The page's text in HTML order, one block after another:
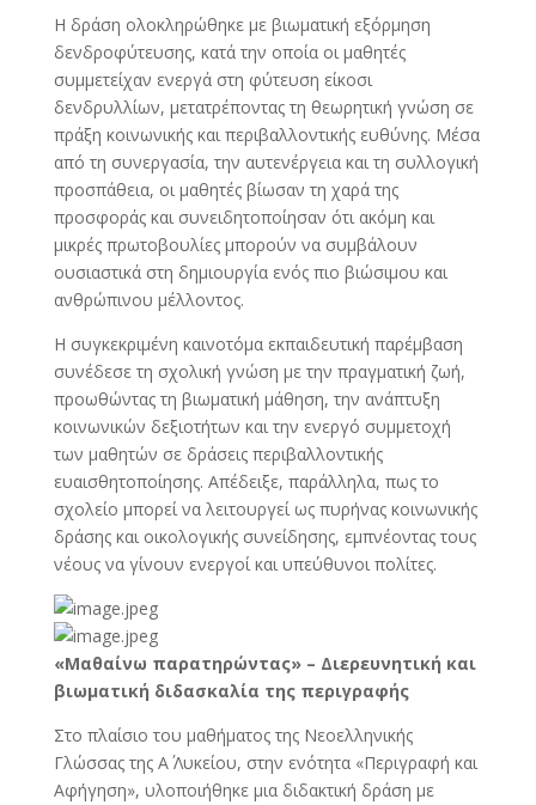
Η δράση ολοκληρώθηκε με βιωματική εξόρμηση
δενδροφύτευσης, κατά την οποία οι μαθητές
συμμετείχαν ενεργά στη φύτευση είκοσι
δενδρυλλίων, μετατρέποντας τη θεωρητική γνώση σε
πράξη κοινωνικής και περιβαλλοντικής ευθύνης. Μέσα
από τη συνεργασία, την αυτενέργεια και τη συλλογική
προσπάθεια, οι μαθητές βίωσαν τη χαρά της
προσφοράς και συνειδητοποίησαν ότι ακόμη και
μικρές πρωτοβουλίες μπορούν να συμβάλουν
ουσιαστικά στη δημιουργία ενός πιο βιώσιμου και
ανθρώπινου μέλλοντος.
Η συγκεκριμένη καινοτόμα εκπαιδευτική παρέμβαση
συνέδεσε τη σχολική γνώση με την πραγματική ζωή,
προωθώντας τη βιωματική μάθηση, την ανάπτυξη
κοινωνικών δεξιοτήτων και την ενεργό συμμετοχή
των μαθητών σε δράσεις περιβαλλοντικής
ευαισθητοποίησης. Απέδειξε, παράλληλα, πως το
σχολείο μπορεί να λειτουργεί ως πυρήνας κοινωνικής
δράσης και οικολογικής συνείδησης, εμπνέοντας τους
νέους να γίνουν ενεργοί και υπεύθυνοι πολίτες.
«Μαθαίνω παρατηρώντας» – Διερευνητική και
βιωματική διδασκαλία της περιγραφής
Στο πλαίσιο του μαθήματος της Νεοελληνικής
Γλώσσας της Α΄ Λυκείου, στην ενότητα «Περιγραφή και
Αφήγηση», υλοποιήθηκε μια διδακτική δράση με